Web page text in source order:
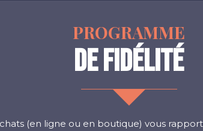
PROGRAMME
DE FIDÉLITÉ
(en ligne ou en boutique) vous